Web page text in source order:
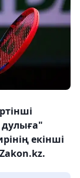
екінші